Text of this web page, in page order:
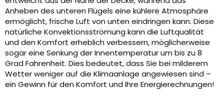
Anheben des unteren Flügels eine kühlere Atmosphäre
ermöglicht, frische Luft von unten eindringen kann. Diese
natürliche Konvektionsströmung kann die Luftqualität
und den Komfort erheblich verbessern, möglicherweise
sogar eine Senkung der Innentemperatur um bis zu 8
Grad Fahrenheit. Dies bedeutet, dass Sie bei milderem
Wetter weniger auf die Klimaanlage angewiesen sind –
ein Gewinn für den Komfort und Ihre Energierechnungen!